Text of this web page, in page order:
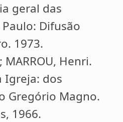
geral das
Difusão
1973.
MARROU, Henri.
Igreja: dos
Gregório Magno.
1966.